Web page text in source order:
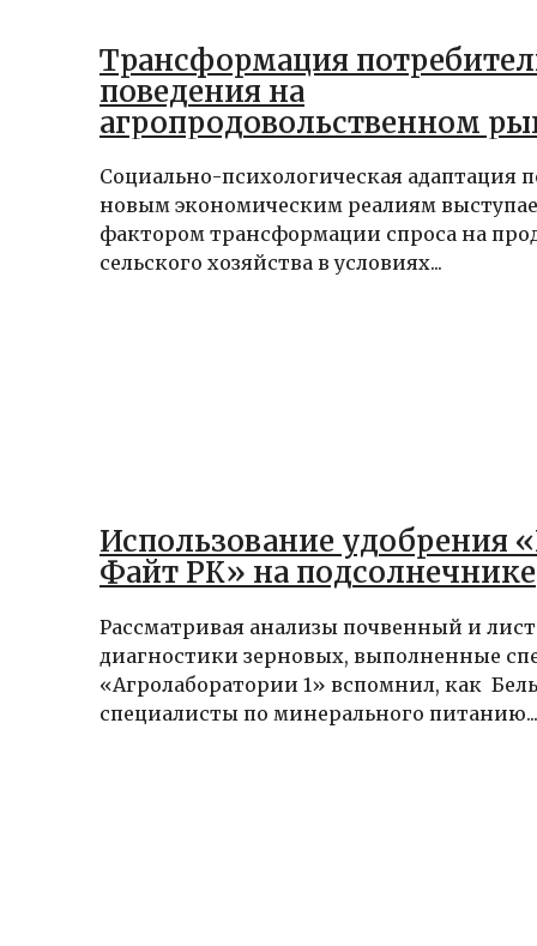
Трансформация
поведения на
агропродовольственном
социально-
детерминанты и
стратегии
Социально-психологическая адаптация
новым экономическим реалиям
фактором трансформации спроса на
сельского хозяйства в условиях...
Использование удобрения
Файт РК» на подсолнечнике
Рассматривая анализы почвенный и
диагностики зерновых, выполненные
«Агролаборатории 1» вспомнил, как
специалисты по минерального питанию...